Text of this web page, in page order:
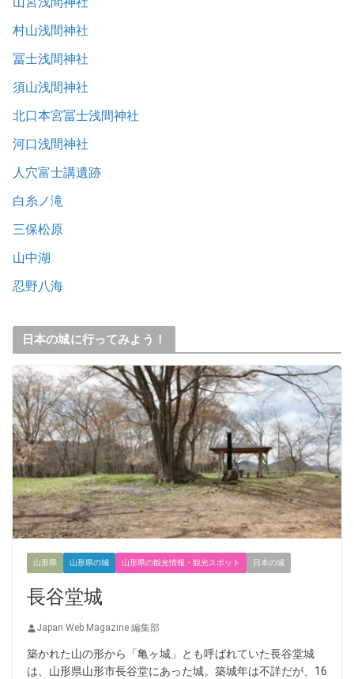
村山浅間神社
冨士浅間神社
須山浅間神社
北口本宮冨士浅間神社
河口浅間神社
人穴富士講遺跡
白糸ノ滝
三保松原
山中湖
忍野八海
日本の城に行ってみよう！
山形県 山形県の城 山形県の観光情報・観光スポット 日本の城
長谷堂城
Japan Web Magazine 編集部
築かれた山の形から「亀ヶ城」とも呼ばれていた長谷堂城
は、山形県山形市長谷堂にあった城。築城年は不詳だが、16